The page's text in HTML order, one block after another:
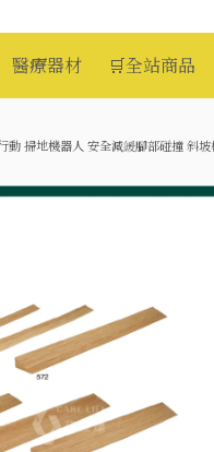
😆備餐
醫療器材 🛒全站商品
動 掃地機器人 安全減緩腳部碰撞 斜坡